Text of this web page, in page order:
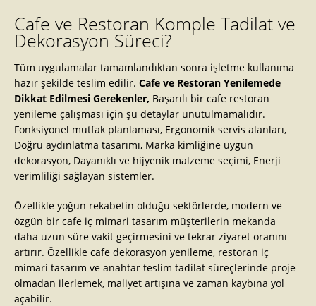
Cafe ve Restoran Komple Tadilat ve
Dekorasyon Süreci?
Tüm uygulamalar tamamlandıktan sonra işletme kullanıma
hazır şekilde teslim edilir. Cafe ve Restoran Yenilemede
Dikkat Edilmesi Gerekenler, Başarılı bir cafe restoran
yenileme çalışması için şu detaylar unutulmamalıdır.
Fonksiyonel mutfak planlaması, Ergonomik servis alanları,
Doğru aydınlatma tasarımı, Marka kimliğine uygun
dekorasyon, Dayanıklı ve hijyenik malzeme seçimi, Enerji
verimliliği sağlayan sistemler.
Özellikle yoğun rekabetin olduğu sektörlerde, modern ve
özgün bir cafe iç mimari tasarım müşterilerin mekanda
daha uzun süre vakit geçirmesini ve tekrar ziyaret oranını
artırır. Özellikle cafe dekorasyon yenileme, restoran iç
mimari tasarım ve anahtar teslim tadilat süreçlerinde proje
olmadan ilerlemek, maliyet artışına ve zaman kaybına yol
açabilir.